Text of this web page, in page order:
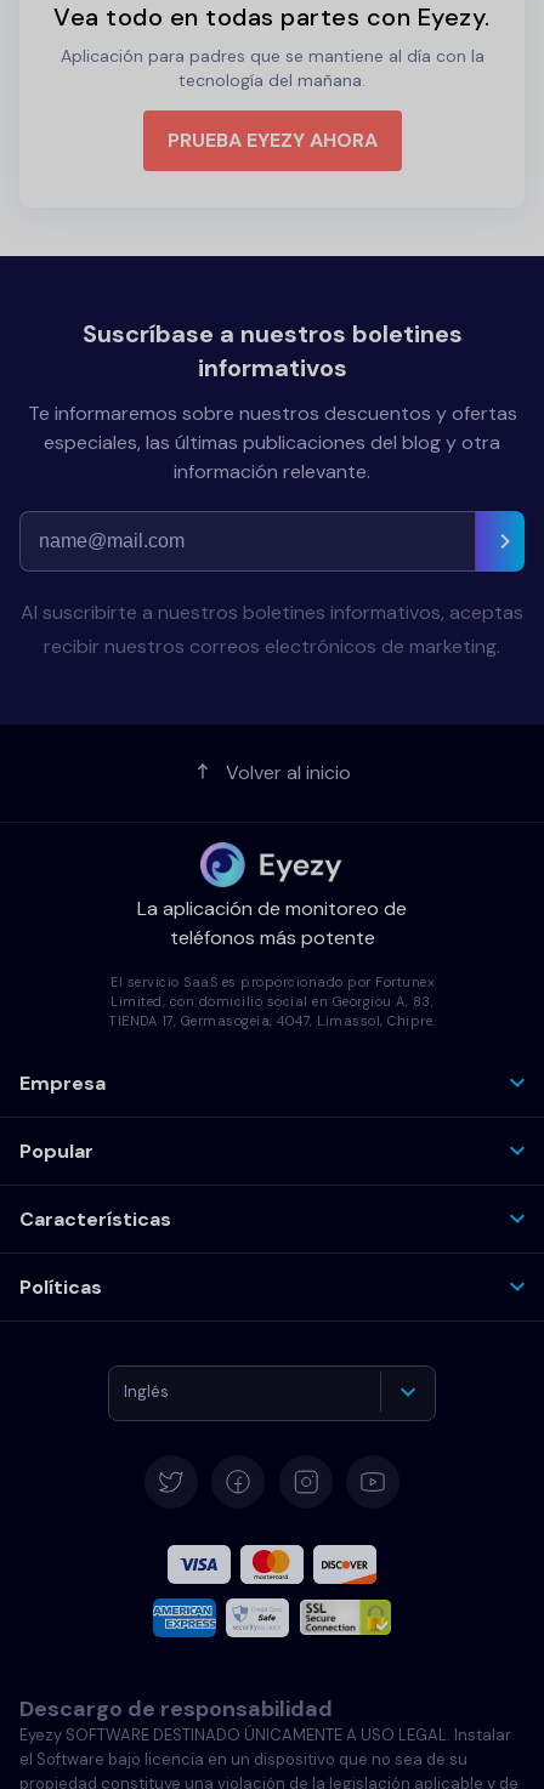
Vea todo en todas partes con Eyezy.
Aplicación para padres que se mantiene al día con la
tecnología del mañana.
PRUEBA EYEZY AHORA
Suscríbase a nuestros boletines
informativos
Te informaremos sobre nuestros descuentos y ofertas
especiales, las últimas publicaciones del blog y otra
información relevante.
Al suscribirte a nuestros boletines informativos, aceptas
recibir nuestros correos electrónicos de marketing.
Volver al inicio
La aplicación de monitoreo de
teléfonos más potente
El servicio SaaS es proporcionado por Fortunex
Limited, con domicilio social en Georgiou A, 83,
TIENDA 17, Germasogeia, 4047, Limassol, Chipre.
Empresa
Popular
Características
Políticas
Inglés
Francés
Italiano
Portugués
Türkçe
Descargo de responsabilidad
Eyezy SOFTWARE DESTINADO ÚNICAMENTE A USO LEGAL. Instalar
el Software bajo licencia en un dispositivo que no sea de su
propiedad constituye una violación de la legislación aplicable y de